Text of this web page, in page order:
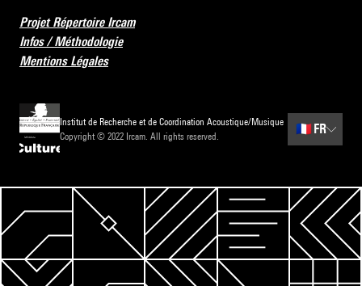
Projet Répertoire Ircam
Infos / Méthodologie
Mentions Légales
Institut de Recherche et de Coordination Acoustique/Musique
Copyright © 2022 Ircam. All rights reserved.
🇫🇷 FR